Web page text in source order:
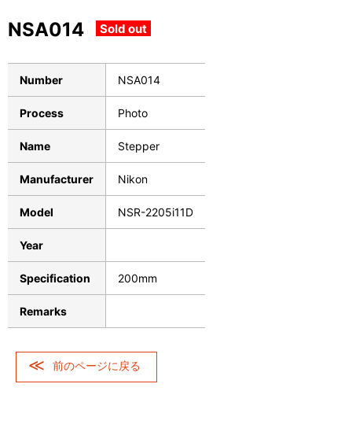
NSA014 Sold out
Number NSA014
Process Photo
Name Stepper
Manufacturer Nikon
Model NSR-2205i11D
Year
Specification 200mm
Remarks
前のページに戻る